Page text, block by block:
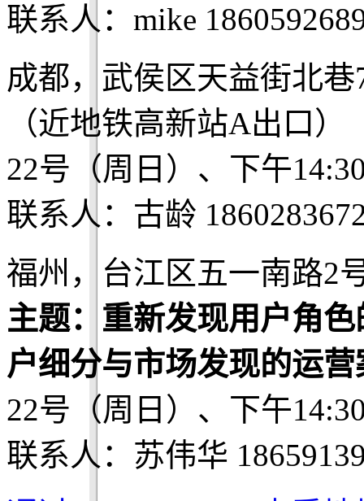
联系人：mike
成都，武侯区天益街北
（近地铁高新站A出口）
22号（周日）、下午
联系人：古龄
福州，台江区五一南路2
主题：重新发现用户角
户细分与市场发现的运
22号（周日）、下午
联系人：苏伟华